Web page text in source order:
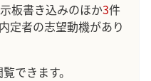
板書き込みのほか3件
定者の志望動機があり
できます。